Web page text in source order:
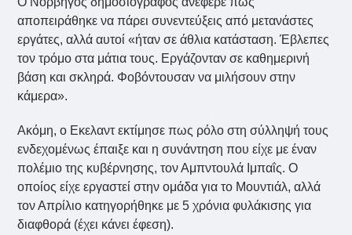
αποπειράθηκε να πάρει συνεντεύξεις από μετανάστες
εργάτες, αλλά αυτοί «ήταν σε άθλια κατάσταση. Έβλεπες
τον τρόμο στα μάτια τους. Εργάζονταν σε καθημερινή
βάση και σκληρά. Φοβόντουσαν να μιλήσουν στην
κάμερα».
Ακόμη, ο Εκελαντ εκτίμησε πως ρόλο στη σύλληψή τους
ενδεχομένως έπαιξε και η συνάντηση που είχε με έναν
πολέμιο της κυβέρνησης, τον Αμπντουλά Ιμπαΐς. Ο
οποίος είχε εργαστεί στην ομάδα για το Μουντιάλ, αλλά
τον Απρίλιο κατηγορήθηκε με 5 χρόνια φυλάκισης για
διαφθορά (έχει κάνει έφεση).